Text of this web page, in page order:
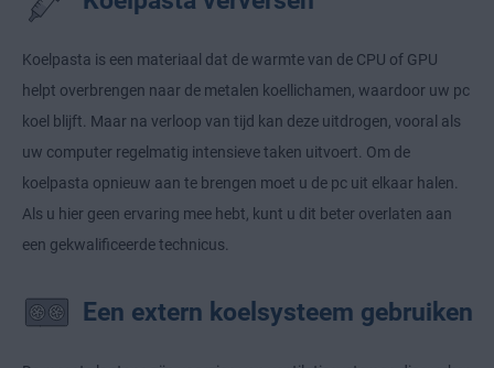
Koelpasta is een materiaal dat de warmte van de CPU of GPU
helpt overbrengen naar de metalen koellichamen, waardoor uw pc
koel blijft. Maar na verloop van tijd kan deze uitdrogen, vooral als
uw computer regelmatig intensieve taken uitvoert. Om de
koelpasta opnieuw aan te brengen moet u de pc uit elkaar halen.
Als u hier geen ervaring mee hebt, kunt u dit beter overlaten aan
een gekwalificeerde technicus.
Een extern koelsysteem gebruiken